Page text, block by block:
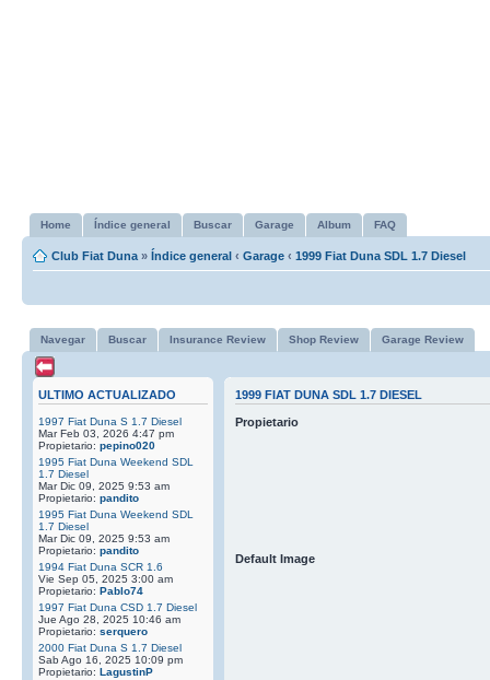
Home Índice general Buscar Garage Album FAQ
Club Fiat Duna » Índice general ‹ Garage ‹ 1999 Fiat Duna SDL 1.7 Diesel
Navegar Buscar Insurance Review Shop Review Garage Review
ULTIMO ACTUALIZADO
1997 Fiat Duna S 1.7 Diesel
Mar Feb 03, 2026 4:47 pm
Propietario: pepino020
1995 Fiat Duna Weekend SDL
1.7 Diesel
Mar Dic 09, 2025 9:53 am
Propietario: pandito
1995 Fiat Duna Weekend SDL
1.7 Diesel
Mar Dic 09, 2025 9:53 am
Propietario: pandito
1994 Fiat Duna SCR 1.6
Vie Sep 05, 2025 3:00 am
Propietario: Pablo74
1997 Fiat Duna CSD 1.7 Diesel
Jue Ago 28, 2025 10:46 am
Propietario: serquero
2000 Fiat Duna S 1.7 Diesel
Sab Ago 16, 2025 10:09 pm
Propietario: LagustinP
1999 FIAT DUNA SDL 1.7 DIESEL
Propietario
Default Image